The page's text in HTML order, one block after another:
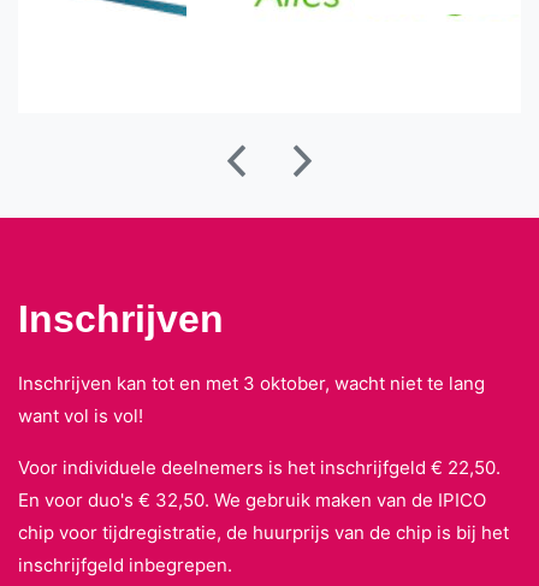
Inschrijven
Inschrijven kan tot en met 3 oktober, wacht niet te lang
want vol is vol!
Voor individuele deelnemers is het inschrijfgeld € 22,50.
En voor duo's € 32,50. We gebruik maken van de IPICO
chip voor tijdregistratie, de huurprijs van de chip is bij het
inschrijfgeld inbegrepen.